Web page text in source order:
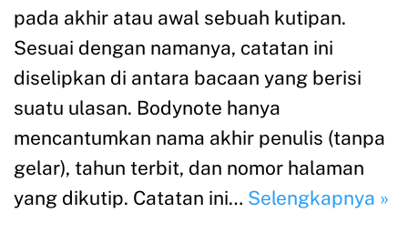
pada akhir atau awal sebuah kutipan.
Sesuai dengan namanya, catatan ini
diselipkan di antara bacaan yang berisi
suatu ulasan. Bodynote hanya
mencantumkan nama akhir penulis (tanpa
gelar), tahun terbit, dan nomor halaman
yang dikutip. Catatan ini… Selengkapnya »